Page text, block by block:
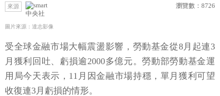
來源
中央社
瀏覽數： 8726
圖片來源：達志影像
受全球金融市場大幅震盪影響，勞動基金從8月起連3
月獲利回吐、虧損逾2000多億元。勞動部勞動基金運
用局今天表示，11月因金融市場持穩，單月獲利可望
收復連3月虧損的情形。